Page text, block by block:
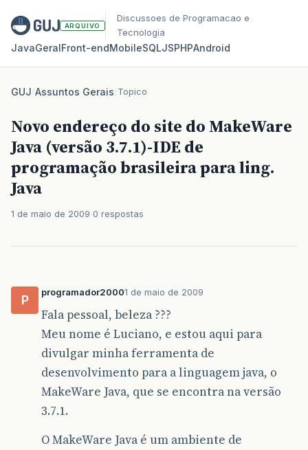
ARQUIVO
Discussoes de Programacao e
Tecnologia
JavaGeralFront‑endMobileSQLJSPHPAndroid
GUJ/Assuntos Gerais/Topico
Novo endereço do site do MakeWare
Java (versão 3.7.1)-IDE de
programação brasileira para ling.
Java
1 de maio de 2009 0 respostas
P
programador20001 de maio de 2009
Fala pessoal, beleza ???
Meu nome é Luciano, e estou aqui para
divulgar minha ferramenta de
desenvolvimento para a linguagem java, o
MakeWare Java, que se encontra na versão
3.7.1.
O MakeWare Java é um ambiente de